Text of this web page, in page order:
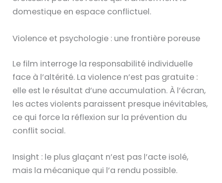
domestique en espace conflictuel.
Violence et psychologie : une frontière poreuse
Le film interroge la responsabilité individuelle
face à l’altérité. La violence n’est pas gratuite :
elle est le résultat d’une accumulation. À l’écran,
les actes violents paraissent presque inévitables,
ce qui force la réflexion sur la prévention du
conflit social.
Insight : le plus glaçant n’est pas l’acte isolé,
mais la mécanique qui l’a rendu possible.